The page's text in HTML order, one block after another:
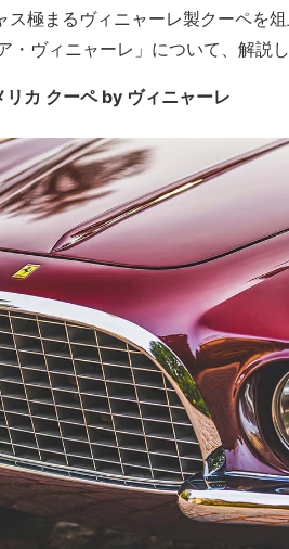
ス極まるヴィニャーレ製クーペを
・ヴィニャーレ」について、解説
カ クーペ by ヴィニャーレ